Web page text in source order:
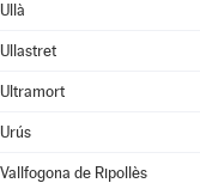
Ullà
Ullastret
Ultramort
Urús
Vallfogona de Ripollès